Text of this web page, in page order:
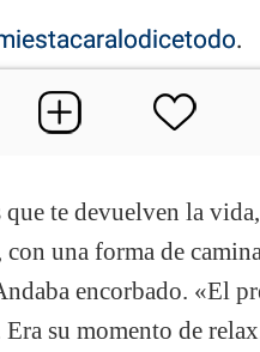
que te devuelven la
una forma de
encorbado. «El
su momento de